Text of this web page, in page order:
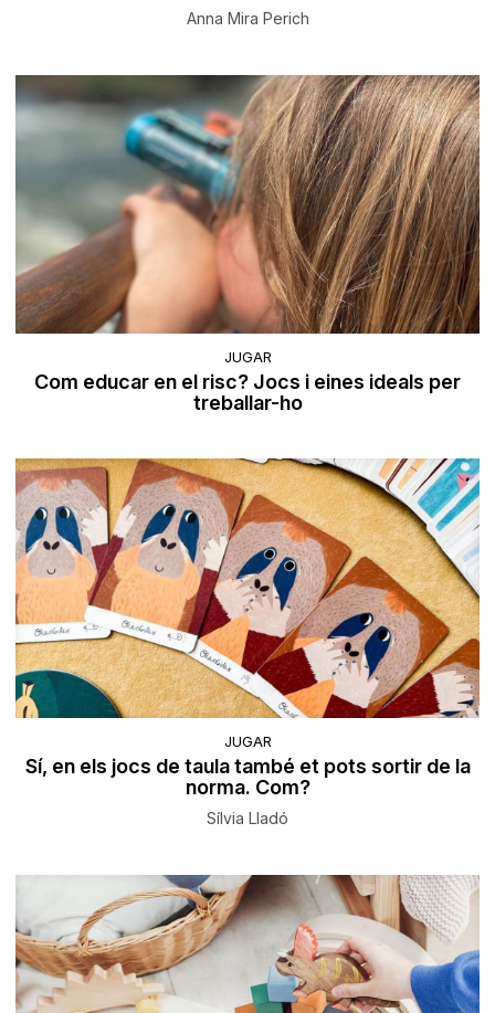
Anna Mira Perich
JUGAR
Com educar en el risc? Jocs i eines ideals per
treballar-ho
JUGAR
Sí, en els jocs de taula també et pots sortir de la
norma. Com?
Sílvia Lladó